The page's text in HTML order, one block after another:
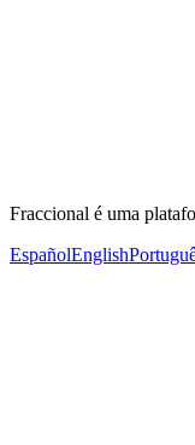
Fraccional é uma
EspañolEnglish